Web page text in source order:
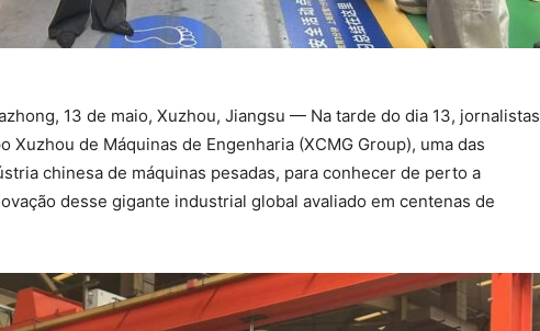
13 de maio, Xuzhou, Jiangsu — Na tarde do dia 13, jornalistas
Xuzhou de Máquinas de Engenharia (XCMG Group), uma das
chinesa de máquinas pesadas, para conhecer de perto a
desse gigante industrial global avaliado em centenas de